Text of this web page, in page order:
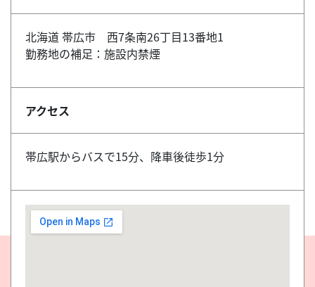
北海道 帯広市 西7条南26丁目13番地1
勤務地の補足：施設内禁煙
アクセス
帯広駅からバスで15分、降車後徒歩1分